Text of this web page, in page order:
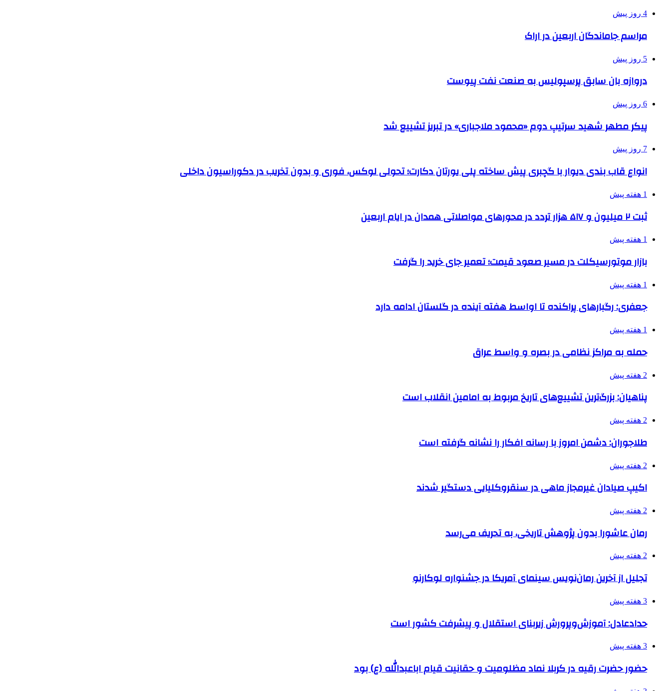
4 روز پیش
مراسم جاماندگان اربعین در اراک
5 روز پیش
دروازه بان سابق پرسپولیس به صنعت نفت پیوست
6 روز پیش
پیکر مطهر شهید سرتیپ دوم «محمود ملاجباری» در تبریز تشییع شد
7 روز پیش
انواع قاب بندی دیوار با گچبری پیش ساخته پلی یورتان دکارت؛ تحولی لوکس، فوری و بدون تخریب در دکوراسیون داخلی
1 هفته پیش
ثبت ۲ میلیون و ۵۱۷ هزار تردد در محورهای مواصلاتی همدان در ایام اربعین
1 هفته پیش
بازار موتورسیکلت در مسیر صعود قیمت؛ تعمیر جای خرید را گرفت
1 هفته پیش
جعفری: رگبارهای پراکنده تا اواسط هفته آینده در گلستان ادامه دارد
1 هفته پیش
حمله به مراکز نظامی در بصره و واسط عراق
2 هفته پیش
پناهیان: بزرگ‌ترین تشییع‌های تاریخ مربوط به امامین انقلاب است
2 هفته پیش
طلاجوران: دشمن امروز با رسانه افکار را نشانه گرفته است
2 هفته پیش
اکیپ صیادان غیرمجاز ماهی در سنقروکلیایی دستگیر شدند
2 هفته پیش
رمان عاشورا بدون پژوهش تاریخی، به تحریف می‌رسد
2 هفته پیش
تجلیل از آخرین رمان‌نویس سینمای آمریکا در جشنواره لوکارنو
3 هفته پیش
حدادعادل: آموزش‌وپرورش زیربنای استقلال و پیشرفت کشور است
3 هفته پیش
حضور حضرت رقیه در کربلا نماد مظلومیت و حقانیت قیام اباعبدالله (ع) بود